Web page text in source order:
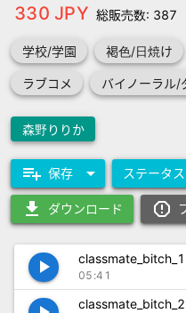
330 JPY 総販売数: 387
学校/学園 褐色/日焼け
ラブコメ バイノーラル/
森野りりか
playlist_add 保存 arrow_drop_down ステータス
download ダウンロード report_gmailerrorred
play_arrow 05:41